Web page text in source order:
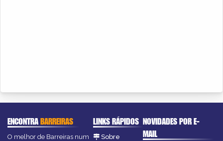
ENCONTRABARREIRAS
O melhor de Barreiras num
LINKS RÁPIDOS
Sobre
NOVIDADES POR E-
MAIL